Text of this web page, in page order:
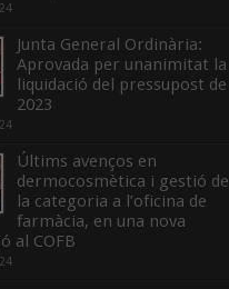
Junta General Ordinària:
Aprovada per unanimitat la
liquidació del pressupost de
2023
Últims avenços en
dermocosmètica i gestió de
la categoria a l’oficina de
farmàcia, en una nova
al COFB